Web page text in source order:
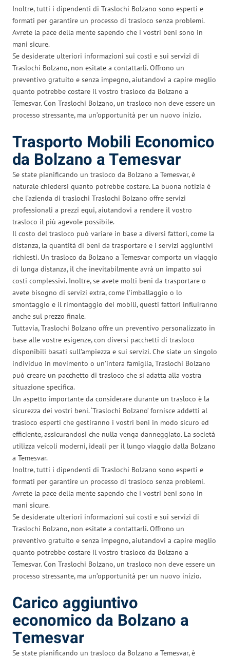
Inoltre, tutti i dipendenti di Traslochi Bolzano sono esperti e
formati per garantire un processo di trasloco senza problemi.
Avrete la pace della mente sapendo che i vostri beni sono in
mani sicure.
Se desiderate ulteriori informazioni sui costi e sui servizi di
Traslochi Bolzano, non esitate a contattarli. Offrono un
preventivo gratuito e senza impegno, aiutandovi a capire meglio
quanto potrebbe costare il vostro trasloco da Bolzano a
Temesvar. Con Traslochi Bolzano, un trasloco non deve essere un
processo stressante, ma un’opportunità per un nuovo inizio.
Trasporto Mobili Economico
da Bolzano a Temesvar
Se state pianificando un trasloco da Bolzano a Temesvar, è
naturale chiedersi quanto potrebbe costare. La buona notizia è
che l’azienda di traslochi Traslochi Bolzano offre servizi
professionali a prezzi equi, aiutandovi a rendere il vostro
trasloco il più agevole possibile.
Il costo del trasloco può variare in base a diversi fattori, come la
distanza, la quantità di beni da trasportare e i servizi aggiuntivi
richiesti. Un trasloco da Bolzano a Temesvar comporta un viaggio
di lunga distanza, il che inevitabilmente avrà un impatto sui
costi complessivi. Inoltre, se avete molti beni da trasportare o
avete bisogno di servizi extra, come l’imballaggio o lo
smontaggio e il rimontaggio dei mobili, questi fattori influiranno
anche sul prezzo finale.
Tuttavia, Traslochi Bolzano offre un preventivo personalizzato in
base alle vostre esigenze, con diversi pacchetti di trasloco
disponibili basati sull’ampiezza e sui servizi. Che siate un singolo
individuo in movimento o un’intera famiglia, Traslochi Bolzano
può creare un pacchetto di trasloco che si adatta alla vostra
situazione specifica.
Un aspetto importante da considerare durante un trasloco è la
sicurezza dei vostri beni. ‘Traslochi Bolzano’ fornisce addetti al
trasloco esperti che gestiranno i vostri beni in modo sicuro ed
efficiente, assicurandosi che nulla venga danneggiato. La società
utilizza veicoli moderni, ideali per il lungo viaggio dalla Bolzano
a Temesvar.
Inoltre, tutti i dipendenti di Traslochi Bolzano sono esperti e
formati per garantire un processo di trasloco senza problemi.
Avrete la pace della mente sapendo che i vostri beni sono in
mani sicure.
Se desiderate ulteriori informazioni sui costi e sui servizi di
Traslochi Bolzano, non esitate a contattarli. Offrono un
preventivo gratuito e senza impegno, aiutandovi a capire meglio
quanto potrebbe costare il vostro trasloco da Bolzano a
Temesvar. Con Traslochi Bolzano, un trasloco non deve essere un
processo stressante, ma un’opportunità per un nuovo inizio.
Carico aggiuntivo
economico da Bolzano a
Temesvar
Se state pianificando un trasloco da Bolzano a Temesvar, è